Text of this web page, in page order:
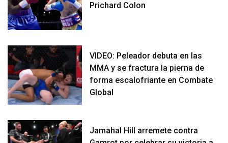
Prichard Colon
VIDEO: Peleador debuta en las
MMA y se fractura la pierna de
forma escalofriante en Combate
Global
Jamahal Hill arremete contra